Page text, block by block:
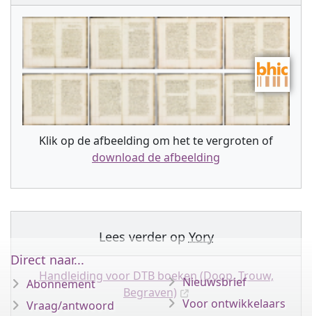
Klik op de afbeelding om het te vergroten of
download de afbeelding
Lees verder op Yory
Handleiding voor DTB boeken (Doop, Trouw,
Begraven)
Direct naar...
Abonnement
Vraag/antwoord
Nieuwsbrief
Voor ontwikkelaars